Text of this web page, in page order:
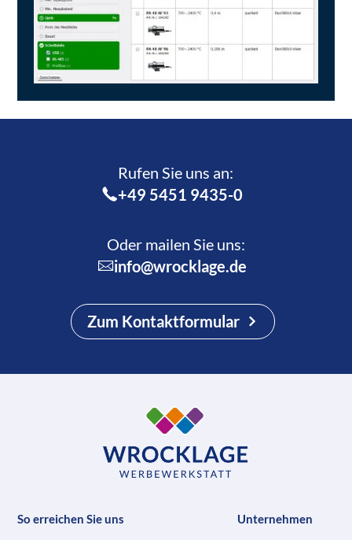
Rufen Sie uns an:­
+49 5451 9435-0
Oder mailen Sie uns:
info@wrocklage.de
Zum Kontaktformular
So erreichen Sie uns
Unternehmen